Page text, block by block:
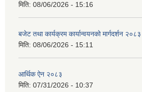
मिति: 08/06/2026 - 15:16
बजेट तथा कार्यक्रम कार्यान्वयनको मार्गदर्शन
मिति: 08/06/2026 - 15:11
आर्थिक ऐन २०८३
मिति: 07/31/2026 - 10:37